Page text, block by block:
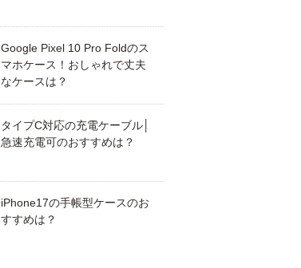
Google Pixel 10 Pro Foldのス
マホケース！おしゃれで丈夫
なケースは？
タイプC対応の充電ケーブル│
急速充電可のおすすめは？
iPhone17の手帳型ケースのお
すすめは？